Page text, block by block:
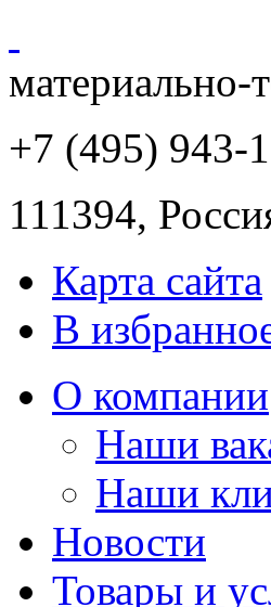
материально-
+7 (495) 943-
111394,
Карта сайта
В
О компании
Наши
Наши
Новости
Товары и